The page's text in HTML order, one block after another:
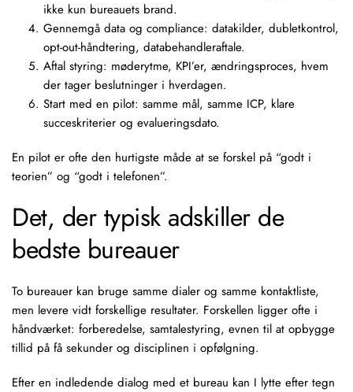
ikke kun bureauets brand.
Gennemgå data og compliance: datakilder, dubletkontrol,
opt-out-håndtering, databehandleraftale.
Aftal styring: møderytme, KPI’er, ændringsproces, hvem
der tager beslutninger i hverdagen.
Start med en pilot: samme mål, samme ICP, klare
succeskriterier og evalueringsdato.
En pilot er ofte den hurtigste måde at se forskel på “godt i
teorien” og “godt i telefonen”.
Det, der typisk adskiller de
bedste bureauer
To bureauer kan bruge samme dialer og samme kontaktliste,
men levere vidt forskellige resultater. Forskellen ligger ofte i
håndværket: forberedelse, samtalestyring, evnen til at opbygge
tillid på få sekunder og disciplinen i opfølgning.
Efter en indledende dialog med et bureau kan I lytte efter tegn